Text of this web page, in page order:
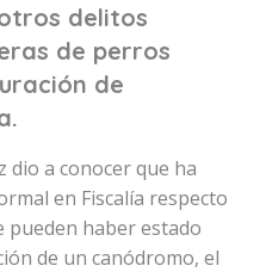
delitos
de perros
de
dio a conocer que ha
en Fiscalía respecto
pueden haber estado
de un canódromo, el